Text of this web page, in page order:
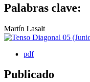
Palabras clave:
Martín Lasalt
pdf
Publicado